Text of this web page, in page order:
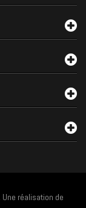
réalisation de